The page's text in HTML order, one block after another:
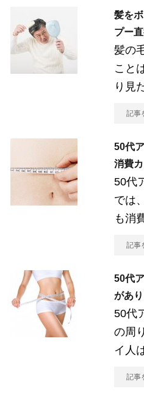
髪を
プー
髪の
こと
り見
記事
50代
消費
50代
では
も消
記事
50代
があ
50代
の周
イ人
記事